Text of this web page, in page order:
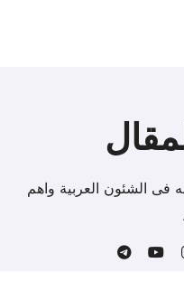
فى الشئون العربية واهم